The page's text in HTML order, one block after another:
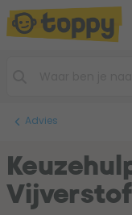
Advies